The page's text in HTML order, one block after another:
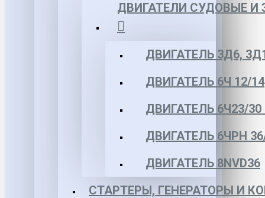
ДВИГАТЕЛИ СУДОВЫЕ И
ДВИГАТЕЛЬ 3Д6,
ДВИГАТЕЛЬ 6Ч 12/14
ДВИГАТЕЛЬ 6Ч23/30
ДВИГАТЕЛЬ 6ЧРН
ДВИГАТЕЛЬ 8NVD36
СТАРТЕРЫ, ГЕНЕРАТОРЫ И